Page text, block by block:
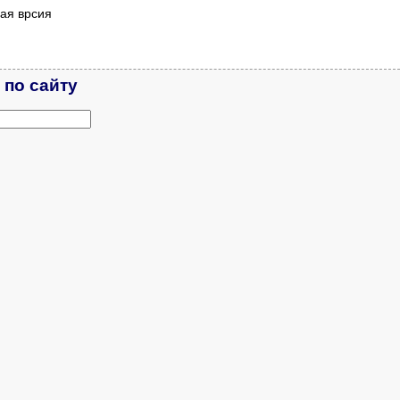
врсия
сайту